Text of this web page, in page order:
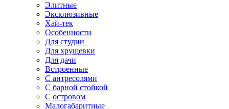
Элитные
Эксклюзивные
Хай-тек
Особенности
Для студии
Для хрущевки
Для дачи
Встроенные
С антресолями
С барной стойкой
С островом
Малогабаритные